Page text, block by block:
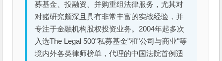
募基金、投融资、并购重组法律服务，尤其对
对赌研究颇深且具有非常丰富的实战经验，并
专注于金融机构股权投资业务。2004年起多次
入选The Legal 500"私募基金"和"公司与商业"等
境内外各类律师榜单，代理的中国法院首例适